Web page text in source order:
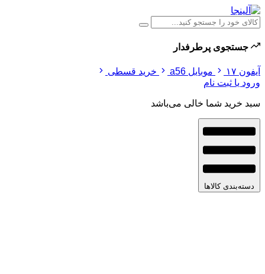
جستجوی پرطرفدار
آیفون ۱۷ موبایل a56
خرید قسطی
ورود یا ثبت نام
سبد خرید شما خالی می‌باشد
دسته‌بندی کالاها